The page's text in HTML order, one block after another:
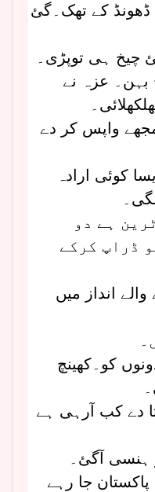
ڈھونڈ کے تھک۔گئ
چیخ ہی توپڑی۔
بہن۔ عزہ نے
واپس کر دے
کوئی ارادہ
ہے دو
ڈراپ کرکے
انداز میں
کو۔کھینچ
دے کب آرہی ہے
ہنسی آگئ۔
پاکستان جا رہے